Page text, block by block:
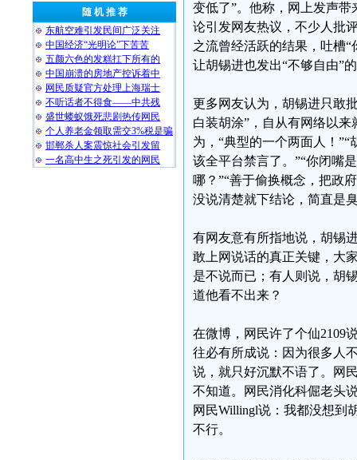
随 机 推 荐
东航空难引发民间广泛关注
中国经济“光明论”下苦苦
五颜六色的发糕扛下所有的
中国崩溃的房地产控诉着中
网民质疑官方处理上海瑞士
不听话者不得食——中共残
盛世蝼蚁饿死悲剧热传网民
个人养老金领取需交3%税是骗
邯郸杀人案震惊社会引发留
一名高中生之死引发的网民
变低了”。他称，网上发声
论引发网友热议，不少人批
之流曾经活跃的结果，吐槽
让胡锡进也发出“不够自由”
更多网友认为，胡锡进只敢
白装胡涂”，自从有网络以
为，“典型的一个两面人！
该全平台禁言了。”“你闭嘴
哪？”“善于偷换概念，把政
没说清楚就下结论，简直是
有网友意有所指地说，胡锡
敢上网说话的真正关键，大
是不说而已；有人则说，胡
道他看不出来？
在微博，网民许了个仙2109
往必有所成说：因为很多人
说，就只好沉默不语了。网
不知道。网民消化科倔老头
网民Willingl说：我都没想到
不行。